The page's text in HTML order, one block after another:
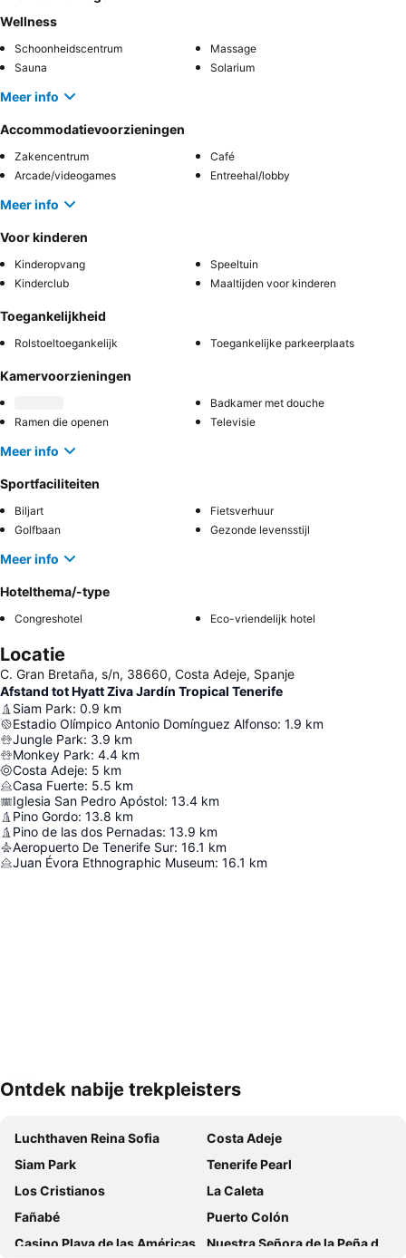
Wellness
Schoonheidscentrum
Massage
Sauna
Solarium
Meer info
Accommodatievoorzieningen
Zakencentrum
Café
Arcade/videogames
Entreehal/lobby
Meer info
Voor kinderen
Kinderopvang
Speeltuin
Kinderclub
Maaltijden voor kinderen
Toegankelijkheid
Rolstoeltoegankelijk Toegankelijke parkeerplaats
Kamervoorzieningen
Badkamer met douche
Ramen die openen
Televisie
Meer info
Sportfaciliteiten
Biljart
Fietsverhuur
Golfbaan
Gezonde levensstijl
Meer info
Hotelthema/-type
Congreshotel Eco-vriendelijk hotel
Locatie
C. Gran Bretaña, s/n, 38660, Costa Adeje, Spanje
Afstand tot Hyatt Ziva Jardín Tropical Tenerife
Siam Park: 0.9 km
Estadio Olímpico Antonio Domínguez Alfonso: 1.9 km
Jungle Park: 3.9 km
Monkey Park: 4.4 km
Costa Adeje: 5 km
Casa Fuerte: 5.5 km
Iglesia San Pedro Apóstol: 13.4 km
Pino Gordo: 13.8 km
Pino de las dos Pernadas: 13.9 km
Aeropuerto De Tenerife Sur: 16.1 km
Juan Évora Ethnographic Museum: 16.1 km
Kaart uitvouwen
Ontdek nabije trekpleisters
Luchthaven Reina Sofia
Costa Adeje
Siam Park
Tenerife Pearl
Los Cristianos
La Caleta
Fañabé
Puerto Colón
Casino Playa de las Américas
Nuestra Señora de la Peña de Francia